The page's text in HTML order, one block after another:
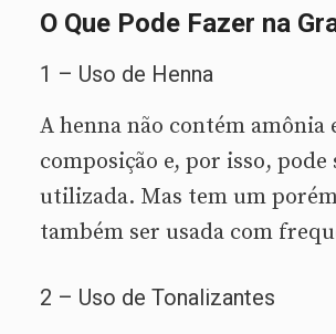
O Que Pode Fazer na
1 – Uso de Henna
A henna não contém amônia
composição e, por isso, pode
utilizada. Mas tem um
também ser usada com
2 – Uso de Tonalizantes